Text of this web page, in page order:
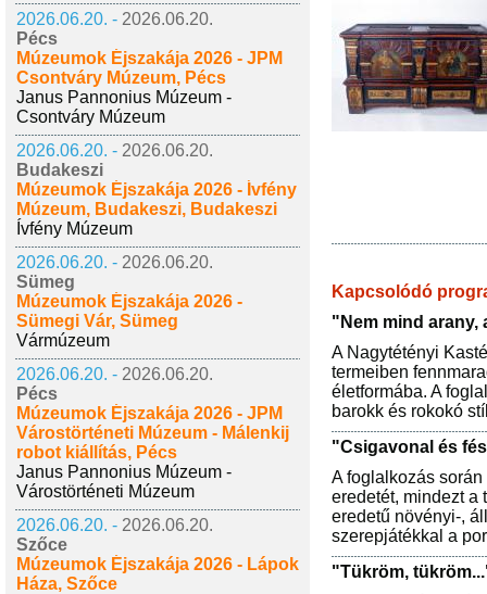
2026.06.20. - 2026.06.20.
Pécs
Múzeumok Éjszakája 2026 - JPM
Csontváry Múzeum, Pécs
Janus Pannonius Múzeum -
Csontváry Múzeum
2026.06.20. - 2026.06.20.
Budakeszi
Múzeumok Éjszakája 2026 - Ívfény
Múzeum, Budakeszi, Budakeszi
Ívfény Múzeum
2026.06.20. - 2026.06.20.
Sümeg
Múzeumok Éjszakája 2026 -
Sümegi Vár, Sümeg
Vármúzeum
2026.06.20. - 2026.06.20.
Pécs
Múzeumok Éjszakája 2026 - JPM
Várostörténeti Múzeum - Málenkij
robot kiállítás, Pécs
Janus Pannonius Múzeum -
Várostörténeti Múzeum
2026.06.20. - 2026.06.20.
Szőce
Múzeumok Éjszakája 2026 - Lápok
Háza, Szőce
Kapcsolódó
"Nem mind arany,
A Nagytétényi
termeiben
életformába. A
barokk és rokokó
"Csigavonal és
A foglalkozás
eredetét, mindezt a
eredetű növényi-,
szerepjátékkal a
"Tükröm,